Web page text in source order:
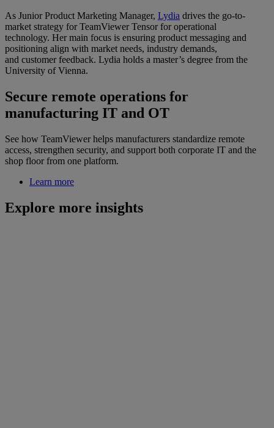
As Junior Product Marketing Manager, Lydia drives the go-to-
market strategy for TeamViewer Tensor for operational
technology. Her main focus is ensuring product messaging and
positioning align with market needs, industry demands,
and customer feedback. Lydia holds a master’s degree from the
University of Vienna.
Secure remote operations for
manufacturing IT and OT
See how TeamViewer helps manufacturers standardize remote
access, strengthen security, and support both corporate IT and the
shop floor from one platform.
Learn more
Explore more insights